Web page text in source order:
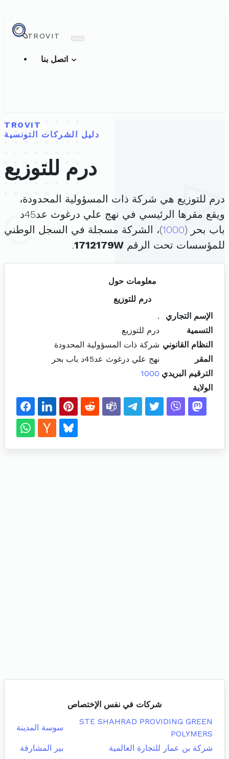
TROVIT
TROVIT
دليل الشركات التونسية
درم للتوزيع
درم للتوزيع هي شركة ذات المسؤولية المحدودة،
ويقع مقرها الرئيسي في نهج علي درغوث عد45د
باب بحر (1000)، الشركة مسجلة في السجل الوطني
للمؤسسات تحت الرقم 1712179W
.
معلومات حول
درم للتوزيع
الإسم التجاري
.
التسمية
درم للتوزيع
النظام القانوني شركة ذات المسؤولية المحدودة
المقر
نهج علي درغوث عد45د باب بحر
الترقيم البريدي 1000
الولاية
شركات في نفس الإختصاص
STE SHAHRAD PROVIDING GREEN
POLYMERS
سوسة المدينة
شركة بن عمار للتجارة العالمية
بير المشارقة